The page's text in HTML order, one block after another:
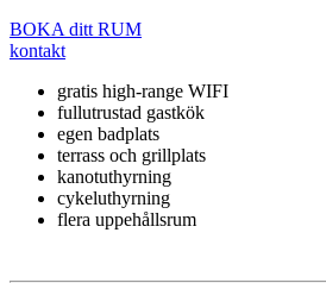
BOKA ditt RUM
kontakt
gratis high-range WIFI
fullutrustad gastkök
egen badplats
terrass och grillplats
kanotuthyrning
cykeluthyrning
flera uppehållsrum